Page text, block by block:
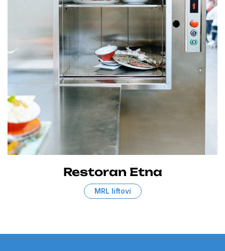
Restoran Etna
MRL liftovi